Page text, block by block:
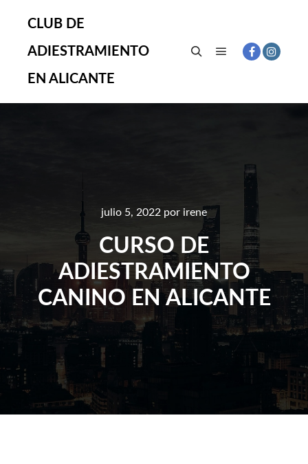
CLUB DE
ADIESTRAMIENTO
EN ALICANTE
julio 5, 2022 por irene
CURSO DE
ADIESTRAMIENTO
CANINO EN ALICANTE